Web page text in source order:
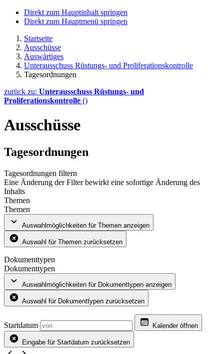
Direkt zum Hauptinhalt springen
Direkt zum Hauptmenü springen
Startseite
Ausschüsse
Auswärtiges
Unterausschuss Rüstungs- und Proliferationskontrolle
Tagesordnungen
zurück zu: Unterausschuss Rüstungs- und
Proliferationskontrolle ()
Ausschüsse
Tagesordnungen
Tagesordnungen filtern
Eine Änderung der Filter bewirkt eine sofortige Änderung des
Inhalts
Themen
Themen
Auswahlmöglichkeiten für Themen anzeigen
Auswahl für Themen zurücksetzen
Dokumenttypen
Dokumenttypen
Auswahlmöglichkeiten für Dokumenttypen anzeigen
Auswahl für Dokumenttypen zurücksetzen
Startdatum Kalender öffnen
Eingabe für Startdatum zurücksetzen